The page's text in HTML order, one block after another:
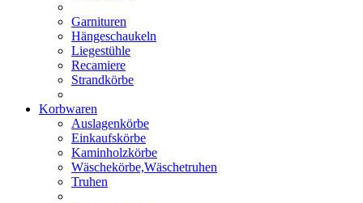
Garnituren
Hängeschaukeln
Liegestühle
Recamiere
Strandkörbe
Korbwaren
Auslagenkörbe
Einkaufskörbe
Kaminholzkörbe
Wäschekörbe,Wäschetruhen
Truhen